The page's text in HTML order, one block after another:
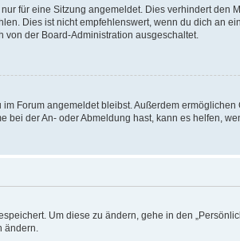
für eine Sitzung angemeldet. Dies verhindert den
Dies ist nicht empfehlenswert, wenn du dich an
von der Board-Administration ausgeschaltet.
Forum angemeldet bleibst. Außerdem
bei der An- oder Abmeldung hast, kann es helfen,
Um diese zu ändern, gehe in den